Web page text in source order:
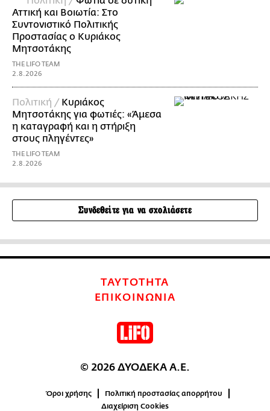
Αττική και Βοιωτία: Στο
Συντονιστικό Πολιτικής
Προστασίας ο Κυριάκος
Μητσοτάκης
THE LIFO TEAM
2.8.2026
Πολιτική / Κυριάκος
Μητσοτάκης για φωτιές: «Άμεσα
η καταγραφή και η στήριξη
στους πληγέντες»
THE LIFO TEAM
2.8.2026
Συνδεθείτε για να σχολιάσετε
ΤΑΥΤΟΤΗΤΑ
ΕΠΙΚΟΙΝΩΝΙΑ
© 2026 ΔΥΟΔΕΚΑ Α.Ε.
Όροι χρήσης
Πολιτική προστασίας απορρήτου
Διαχείριση Cookies